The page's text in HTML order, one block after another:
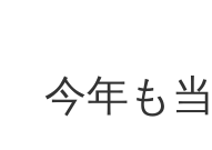
今年も